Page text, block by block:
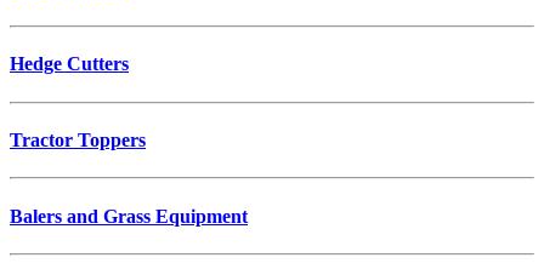
Hedge Cutters
Tractor Toppers
Balers and Grass Equipment